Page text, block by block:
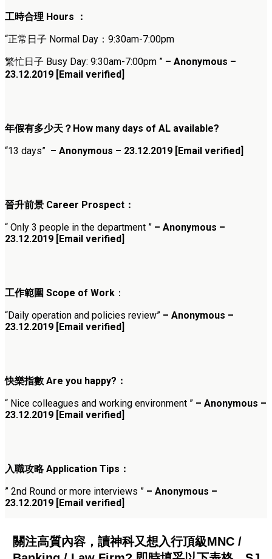
工時合理 Hours ：
“正常日子 Normal Day：9:30am-7:00pm
繁忙日子 Busy Day: 9:30am-7:00pm ” – Anonymous –
23.12.2019 [Email verified]
年假有多少天？How many days of AL available?
“13 days” – Anonymous – 23.12.2019 [Email verified]
晉升前景 Career Prospect：
“ Only 3 people in the department ” – Anonymous –
23.12.2019 [Email verified]
工作範圍 Scope of Work ：
“Daily operation and policies review” – Anonymous –
23.12.2019 [Email verified]
快樂指數 Are you happy?：
“ Nice colleagues and working environment ” – Anonymous –
23.12.2019 [Email verified]
入職攻略 Application Tips：
” 2nd Round or more interviews ” – Anonymous –
23.12.2019 [Email verified]
關注高質內容，讀神科又想入行頂級MNC /